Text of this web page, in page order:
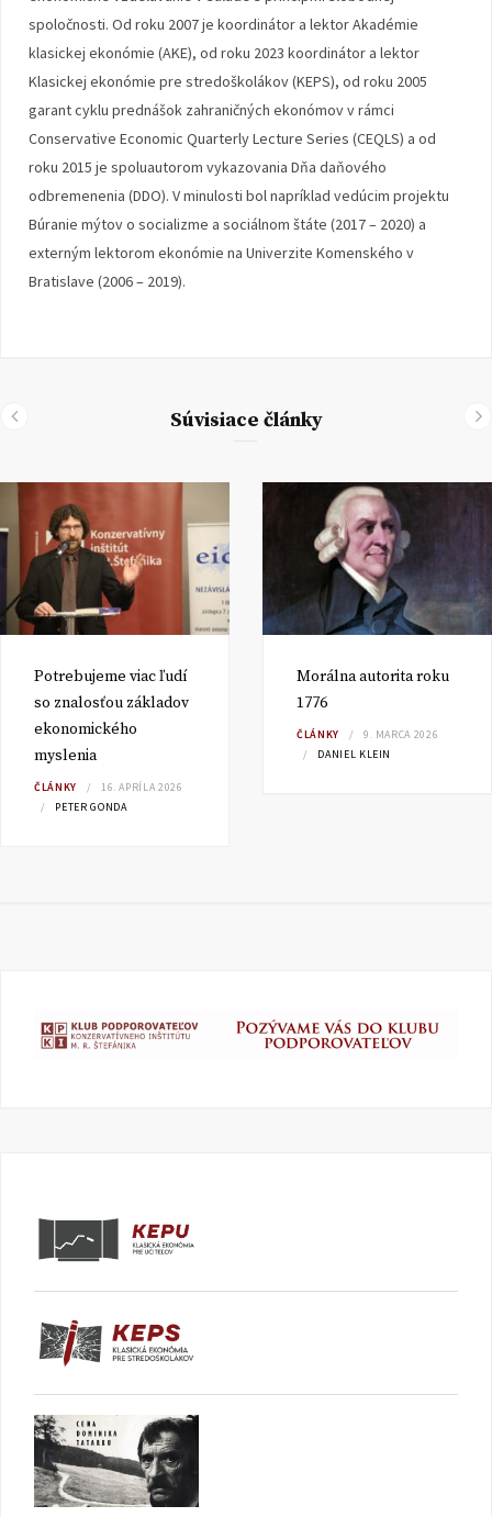
spoločnosti. Od roku 2007 je koordinátor a lektor Akadémie
klasickej ekonómie (AKE), od roku 2023 koordinátor a lektor
Klasickej ekonómie pre stredoškolákov (KEPS), od roku 2005
garant cyklu prednášok zahraničných ekonómov v rámci
Conservative Economic Quarterly Lecture Series (CEQLS) a od
roku 2015 je spoluautorom vykazovania Dňa daňového
odbremenenia (DDO). V minulosti bol napríklad vedúcim projektu
Búranie mýtov o socializme a sociálnom štáte (2017 – 2020) a
externým lektorom ekonómie na Univerzite Komenského v
Bratislave (2006 – 2019).
Súvisiace články
Potrebujeme viac ľudí
so znalosťou základov
ekonomického
myslenia
ČLÁNKY
16. APRÍLA 2026
PETER GONDA
Morálna autorita roku
1776
ČLÁNKY
9. MARCA 2026
DANIEL KLEIN